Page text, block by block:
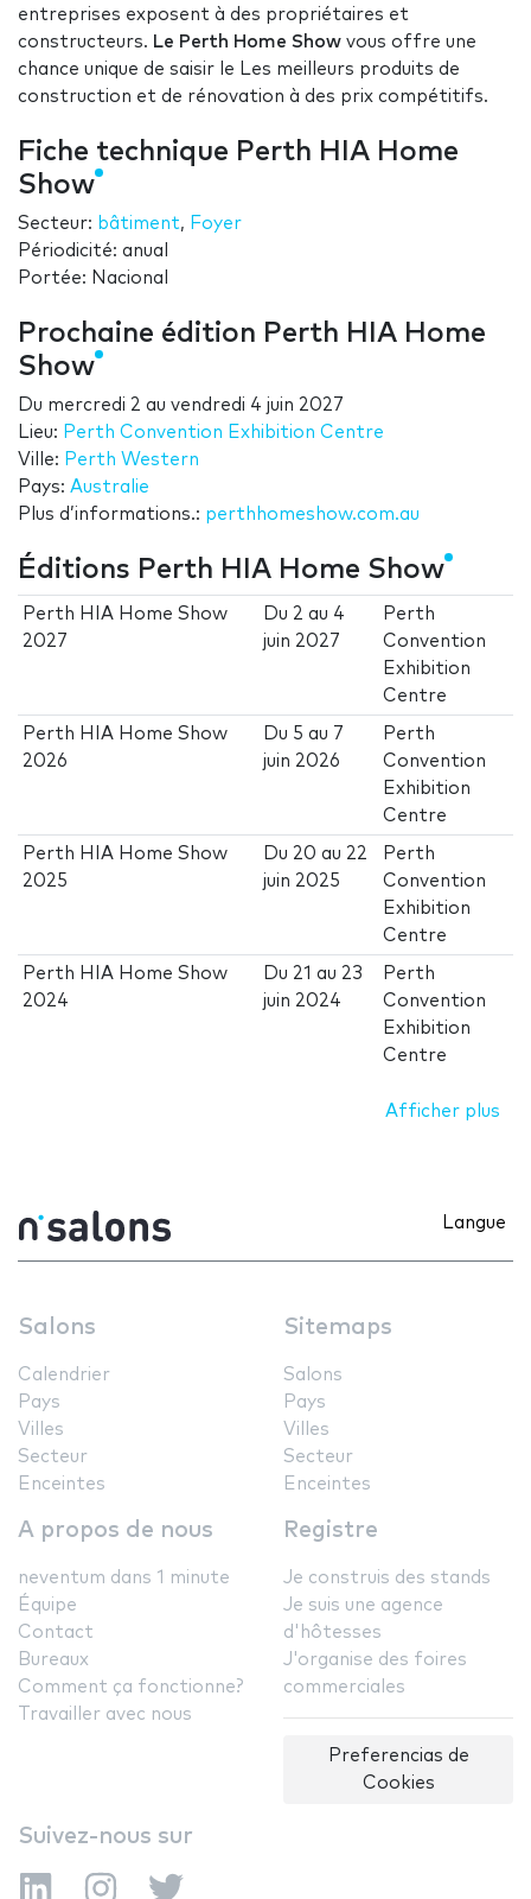
entreprises exposent à des propriétaires et
constructeurs. Le Perth Home Show vous offre une
chance unique de saisir le Les meilleurs produits de
construction et de rénovation à des prix compétitifs.
Fiche technique Perth HIA Home
Show
Secteur: bâtiment, Foyer
Périodicité: anual
Portée: Nacional
Prochaine édition Perth HIA Home
Show
Du mercredi 2 au vendredi 4 juin 2027
Lieu: Perth Convention Exhibition Centre
Ville: Perth Western
Pays: Australie
Plus d’informations.: perthhomeshow.com.au
Éditions Perth HIA Home Show
Perth HIA Home Show
2027
Du 2 au 4
juin 2027
Perth
Convention
Exhibition
Centre
Perth HIA Home Show
2026
Du 5 au 7
juin 2026
Perth
Convention
Exhibition
Centre
Perth HIA Home Show
2025
Du 20 au 22
juin 2025
Perth
Convention
Exhibition
Centre
Perth HIA Home Show
2024
Du 21 au 23
juin 2024
Perth
Convention
Exhibition
Centre
Afficher plus
Langue
Salons
Calendrier
Pays
Villes
Secteur
Enceintes
Sitemaps
Salons
Pays
Villes
Secteur
Enceintes
A propos de nous
neventum dans 1 minute
Équipe
Contact
Bureaux
Comment ça fonctionne?
Travailler avec nous
Registre
Je construis des stands
Je suis une agence
d'hôtesses
J'organise des foires
commerciales
Preferencias de
Cookies
Suivez-nous sur